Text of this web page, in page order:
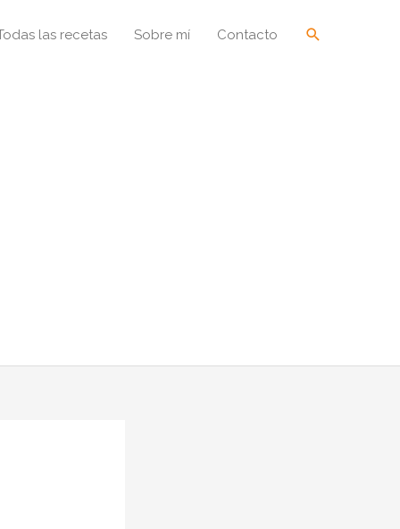
las recetas Sobre mí Contacto Buscar